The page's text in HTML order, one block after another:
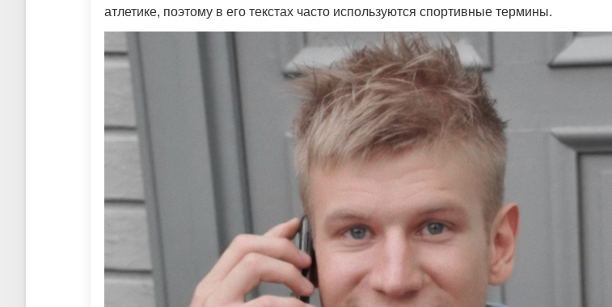
атлетике, поэтому в его текстах часто используются спортивные термины.